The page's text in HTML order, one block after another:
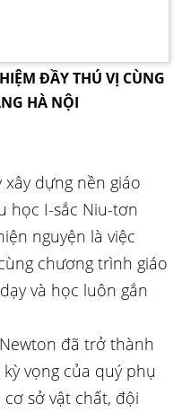
ĐẦY THÚ VỊ CÙNG
HÀ NỘI
dựng nền giáo
học I-sắc Niu-tơn
nguyện là việc
chương trình giáo
và học luôn gắn
đã trở thành
vọng của quý phụ
sở vật chất, đội